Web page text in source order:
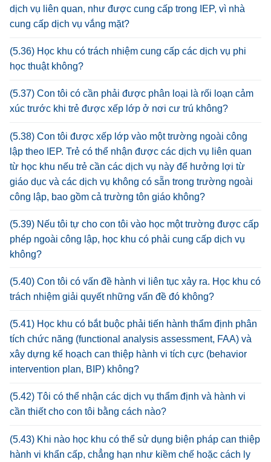
dịch vụ liên quan, như được cung cấp trong IEP, vì nhà
cung cấp dịch vụ vắng mặt?
(5.36) Học khu có trách nhiệm cung cấp các dịch vụ phi
học thuật không?
(5.37) Con tôi có cần phải được phân loại là rối loạn cảm
xúc trước khi trẻ được xếp lớp ở nơi cư trú không?
(5.38) Con tôi được xếp lớp vào một trường ngoài công
lập theo IEP. Trẻ có thể nhận được các dịch vụ liên quan
từ học khu nếu trẻ cần các dịch vụ này để hưởng lợi từ
giáo dục và các dịch vụ không có sẵn trong trường ngoài
công lập, bao gồm cả trường tôn giáo không?
(5.39) Nếu tôi tự cho con tôi vào học một trường được cấp
phép ngoài công lập, học khu có phải cung cấp dịch vụ
không?
(5.40) Con tôi có vấn đề hành vi liên tục xảy ra. Học khu có
trách nhiệm giải quyết những vấn đề đó không?
(5.41) Học khu có bắt buộc phải tiến hành thẩm định phân
tích chức năng (functional analysis assessment, FAA) và
xây dựng kế hoạch can thiệp hành vi tích cực (behavior
intervention plan, BIP) không?
(5.42) Tôi có thể nhận các dịch vụ thẩm định và hành vi
cần thiết cho con tôi bằng cách nào?
(5.43) Khi nào học khu có thể sử dụng biện pháp can thiệp
hành vi khẩn cấp, chẳng hạn như kiềm chế hoặc cách ly